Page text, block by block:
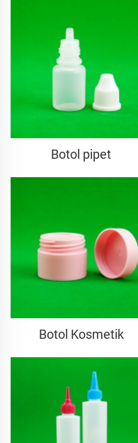
Botol pipet
Botol Kosmetik